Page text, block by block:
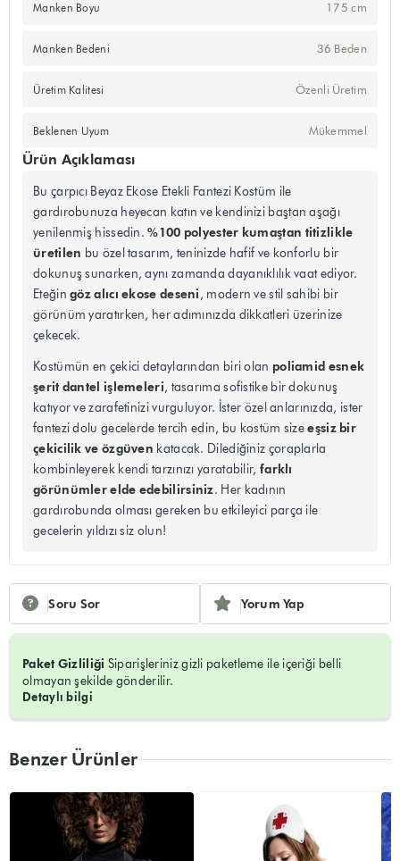
Soru Sor Yorum Yap
Paket Gizliliği Siparişleriniz gizli paketleme ile içeriği belli
olmayan şekilde gönderilir.
Detaylı bilgi
Manken Boyu 175 cm
Manken Bedeni 36 Beden
Üretim Kalitesi Özenli Üretim
Beklenen Uyum Mükemmel
Ürün Açıklaması
Bu çarpıcı Beyaz Ekose Etekli Fantezi Kostüm ile
gardırobunuza heyecan katın ve kendinizi baştan aşağı
yenilenmiş hissedin.%100 polyester kumaştan titizlikle
üretilen bu özel tasarım, teninizde hafif ve konforlu bir
dokunuş sunarken, aynı zamanda dayanıklılık vaat ediyor.
Eteğingöz alıcı ekose deseni, modern ve stil sahibi bir
görünüm yaratırken, her adımınızda dikkatleri üzerinize
çekecek.
Kostümün en çekici detaylarından biri olan poliamid esnek
şerit dantel işlemeleri, tasarıma sofistike bir dokunuş
katıyor ve zarafetinizi vurguluyor. İster özel anlarınızda, ister
fantezi dolu gecelerde tercih edin, bu kostüm sizeeşsiz bir
çekicilik ve özgüven katacak. Dilediğiniz çoraplarla
kombinleyerek kendi tarzınızı yaratabilir, farklı
görünümler elde edebilirsiniz. Her kadının
gardırobunda olması gereken bu etkileyici parça ile
gecelerin yıldızı siz olun!
Benzer Ürünler